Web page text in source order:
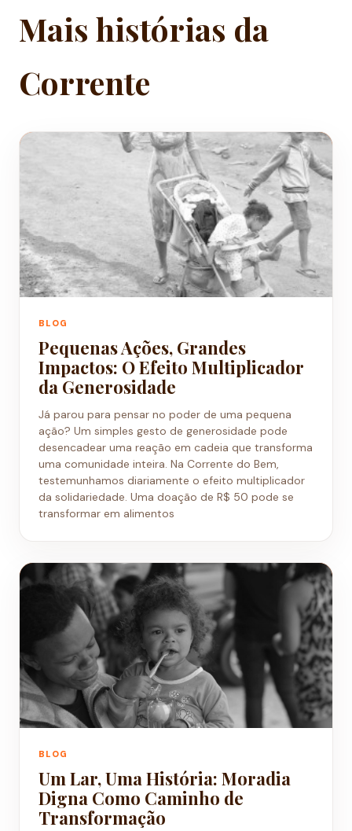
Mais histórias da
Corrente
BLOG
Pequenas Ações, Grandes
Impactos: O Efeito Multiplicador
da Generosidade
Já parou para pensar no poder de uma pequena
ação? Um simples gesto de generosidade pode
desencadear uma reação em cadeia que transforma
uma comunidade inteira. Na Corrente do Bem,
testemunhamos diariamente o efeito multiplicador
da solidariedade. Uma doação de R$ 50 pode se
transformar em alimentos
BLOG
Um Lar, Uma História: Moradia
Digna Como Caminho de
Transformação